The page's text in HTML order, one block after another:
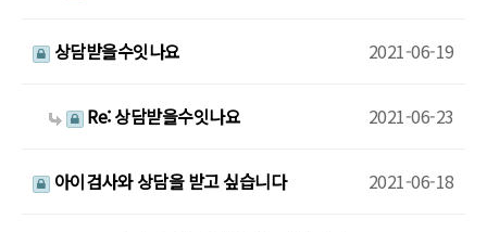
상담받을수잇나요 2021-06-19
Re: 상담받을수잇나요 2021-06-23
아이검사와 상담을 받고 싶습니다 2021-06-18